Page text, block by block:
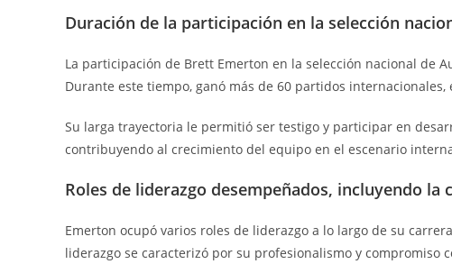
Duración de la participación en la selección
La participación de Brett Emerton en la selección nacional de
Durante este tiempo, ganó más de 60 partidos
Su larga trayectoria le permitió ser testigo y participar en
contribuyendo al crecimiento del equipo en el escenario
Roles de liderazgo desempeñados, incluyendo la
Emerton ocupó varios roles de liderazgo a lo largo de su
liderazgo se caracterizó por su profesionalismo y compromiso